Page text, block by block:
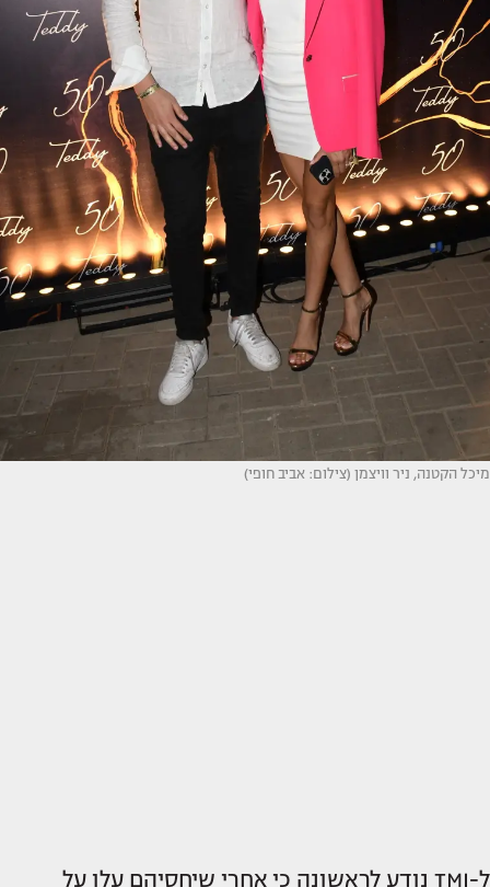
מיכל הקטנה, ניר וויצמן (צילום: אביב חופי)
ל-TMI נודע לראשונה כי אחרי שיחסיהם עלו על